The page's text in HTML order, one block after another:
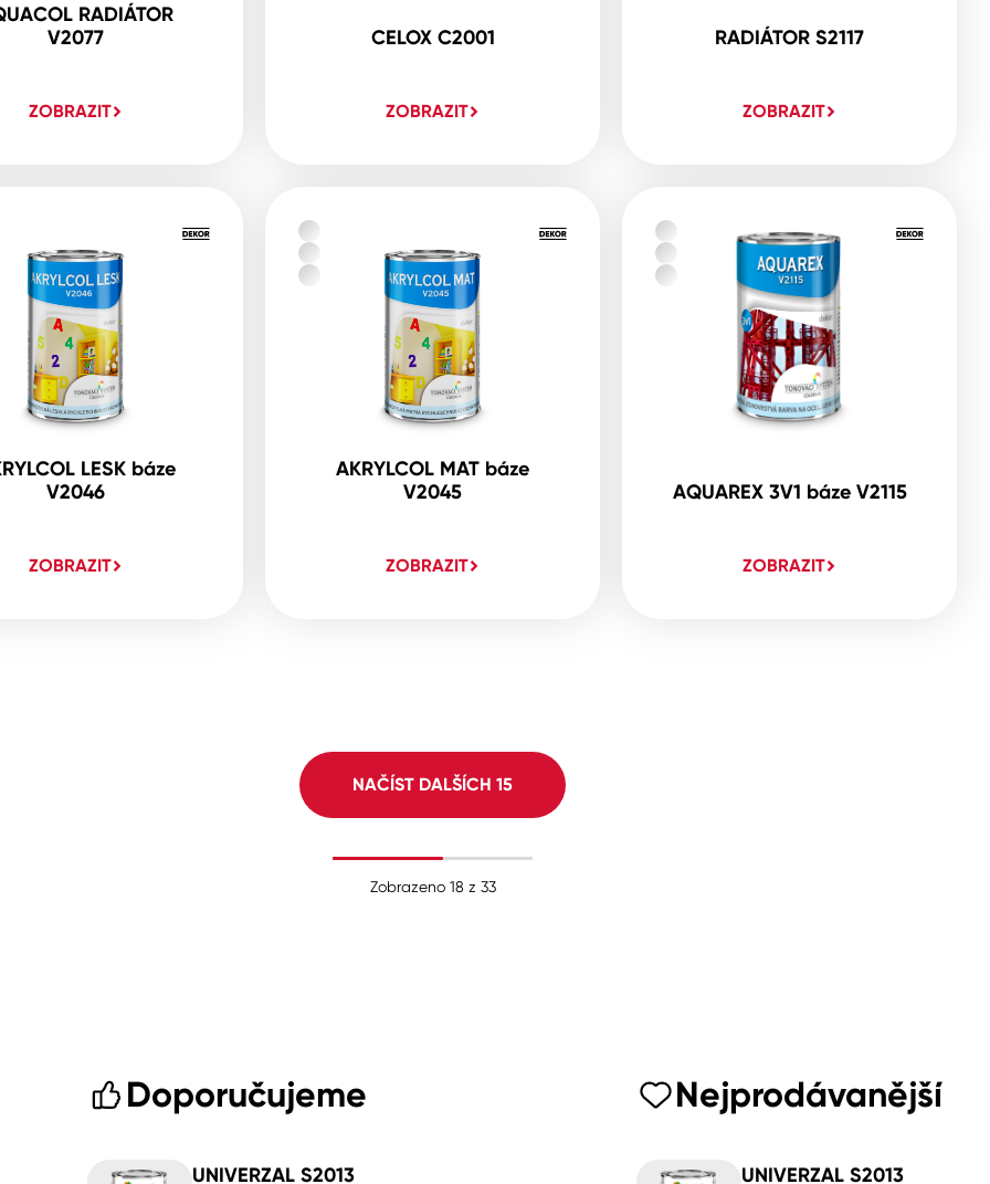
RADIÁTOR
V2077
ZOBRAZIT
CELOX C2001
ZOBRAZIT
RADIÁTOR S2117
ZOBRAZIT
LESK báze
V2046
ZOBRAZIT
AKRYLCOL MAT báze
V2045
ZOBRAZIT
AQUAREX 3V1 báze V2115
ZOBRAZIT
NAČÍST DALŠÍCH 15
Zobrazeno 18 z 33
Doporučujeme
UNIVERZAL S2013
Nejprodávanější
UNIVERZAL S2013